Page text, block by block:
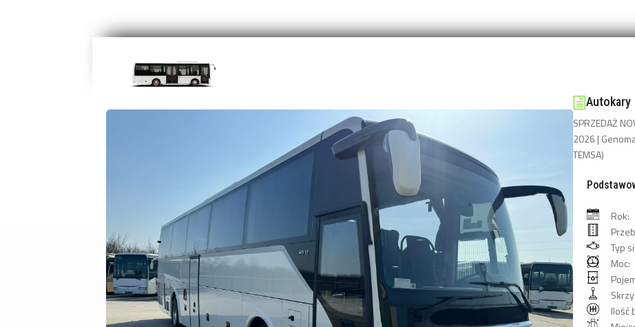
hAutokary
SPRZEDAŻ
2026 |
TEMSA)
Rok:
Typ
Moc:
Ilość